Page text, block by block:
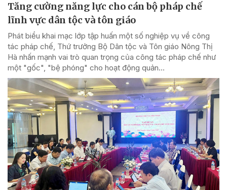
Tăng cường năng lực cho cán bộ pháp chế
lĩnh vực dân tộc và tôn giáo
Phát biểu khai mạc lớp tập huấn một số nghiệp vụ về công
tác pháp chế, Thứ trưởng Bộ Dân tộc và Tôn giáo Nông Thị
Hà nhấn mạnh vai trò quan trọng của công tác pháp chế như
một "gốc", "bệ phóng" cho hoạt động quản...